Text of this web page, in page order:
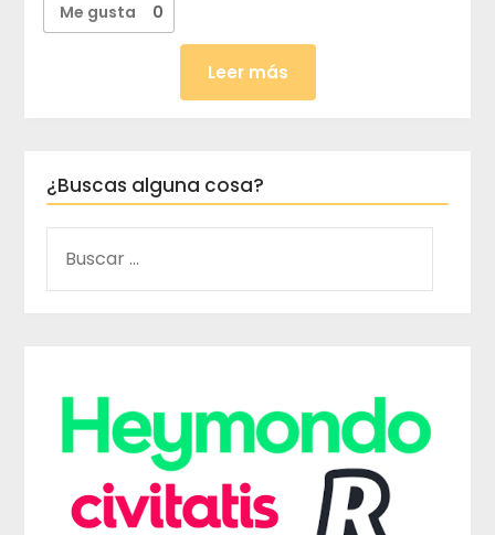
Me gusta 0
Leer más
¿Buscas alguna cosa?